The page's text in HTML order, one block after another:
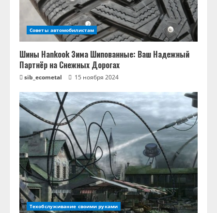
Советы автомобилистам
Шины Hankook Зима Шипованные: Ваш Надежный
Партнёр на Снежных Дорогах
sib_ecometal 15 ноября 2024
Техобслуживание своими руками